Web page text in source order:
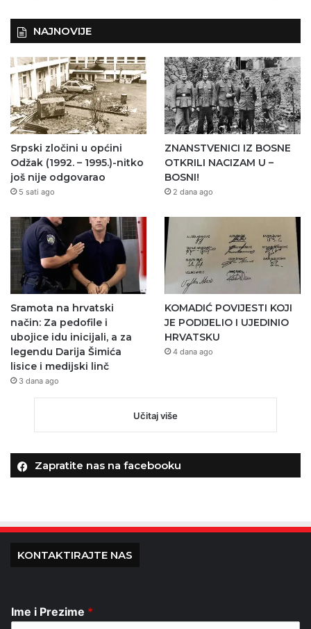
NAJNOVIJE
Srpski zločini u općini
Odžak (1992. – 1995.)-nitko
još nije odgovarao
5 sati ago
ZNANSTVENICI IZ BOSNE
OTKRILI NACIZAM U –
BOSNI!
2 dana ago
Sramota na hrvatski
način: Za pedofile i
ubojice idu inicijali, a za
legendu Darija Šimića
lisice i medijski linč
3 dana ago
KOMADIĆ POVIJESTI KOJI
JE PODIJELIO I UJEDINIO
HRVATSKU
4 dana ago
Učitaj više
Zapratite nas na facebooku
KONTAKTIRAJTE NAS
Ime i Prezime *